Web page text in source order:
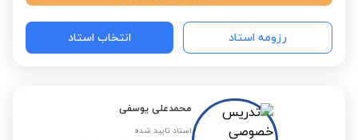
رزومه استاد انتخاب استاد
محمدعلی یوسفی
استاد تایید شده